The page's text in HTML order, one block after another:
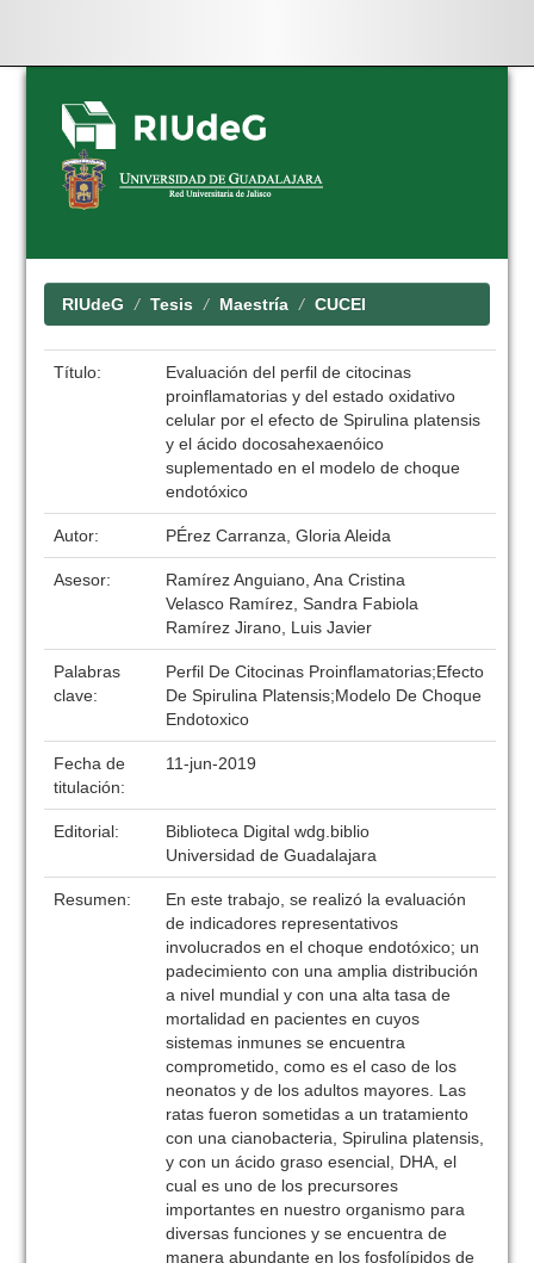
Skip
navigation
RIUdeG Tesis Maestría CUCEI
Título:
Evaluación del perfil de citocinas
proinflamatorias y del estado oxidativo
celular por el efecto de Spirulina platensis
y el ácido docosahexaenóico
suplementado en el modelo de choque
endotóxico
Autor: PÉrez Carranza, Gloria Aleida
Asesor:
Ramírez Anguiano, Ana Cristina
Velasco Ramírez, Sandra Fabiola
Ramírez Jirano, Luis Javier
Palabras
clave:
Perfil De Citocinas Proinflamatorias;Efecto
De Spirulina Platensis;Modelo De Choque
Endotoxico
Fecha de
titulación:
11-jun-2019
Editorial:
Biblioteca Digital wdg.biblio
Universidad de Guadalajara
Resumen:
En este trabajo, se realizó la evaluación
de indicadores representativos
involucrados en el choque endotóxico; un
padecimiento con una amplia distribución
a nivel mundial y con una alta tasa de
mortalidad en pacientes en cuyos
sistemas inmunes se encuentra
comprometido, como es el caso de los
neonatos y de los adultos mayores. Las
ratas fueron sometidas a un tratamiento
con una cianobacteria, Spirulina platensis,
y con un ácido graso esencial, DHA, el
cual es uno de los precursores
importantes en nuestro organismo para
diversas funciones y se encuentra de
manera abundante en los fosfolípidos de